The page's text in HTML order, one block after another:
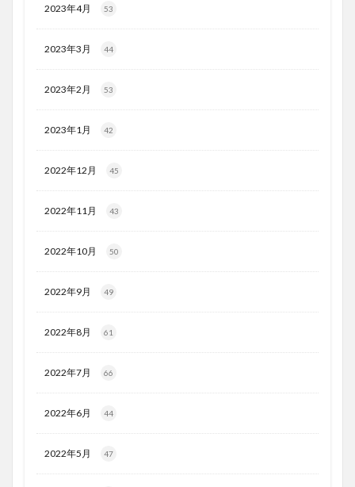
2023年4月 53
2023年3月 44
2023年2月 53
2023年1月 42
2022年12月 45
2022年11月 43
2022年10月 50
2022年9月 49
2022年8月 61
2022年7月 66
2022年6月 44
2022年5月 47